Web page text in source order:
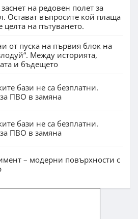
на редовен полет за
Остават въпросите кой плаща
целта на пътуването.
от пуска на първия блок на
Между историята,
и бъдещето
бази не са безплатни.
ПВО в замяна
бази не са безплатни.
ПВО в замяна
– модерни повърхности с